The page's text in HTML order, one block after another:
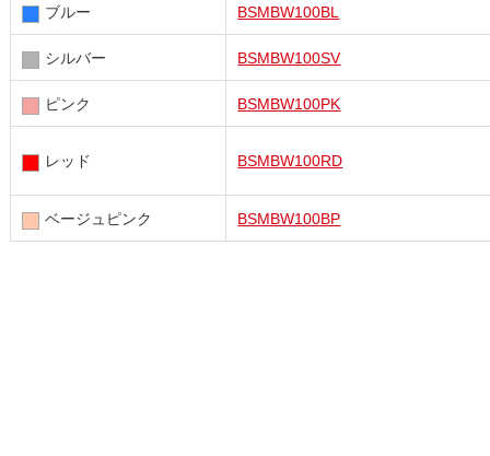
ブルー BSMBW100BL
シルバー BSMBW100SV
ピンク BSMBW100PK
レッド BSMBW100RD
ベージュピンク BSMBW100BP